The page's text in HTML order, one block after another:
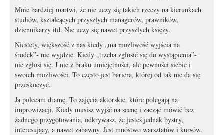
Mnie bardziej martwi, że nie uczy się takich rzeczy na kierunkach
studiów, kształcących przyszłych managerów, prawników,
dziennikarzy itd. Nie uczy się nawet przyszłych księży.
Niestety, większość z nas kiedy „ma możliwość wyjścia na
środek”- nie wyjdzie. Kiedy „trzeba zgłosić się do wystąpienia”-
nie zgłosi się. I nie z braku umiejętności, ale pewności siebie i
swoich możliwości. To często jest bariera, której od tak nie da się
przeskoczyć.
Ja polecam dramę. To zajęcia aktorskie, które polegają na
improwizacji. Kiedy musisz wyjść na scenę i zacząć mówić bez
żadnego przygotowania, odkrywasz, że jesteś jednak bystry,
interesujący, a nawet zabawny. Jest mnóstwo warsztatów i kursów.